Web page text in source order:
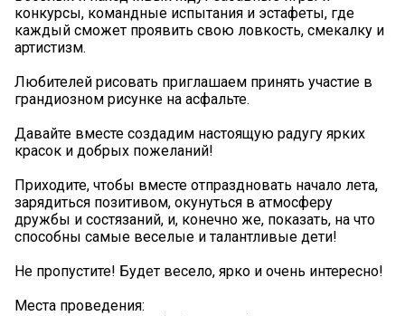
конкурсы, командные испытания и эстафеты, где
каждый сможет проявить свою ловкость, смекалку и
артистизм.
Любителей рисовать приглашаем принять участие в
грандиозном рисунке на асфальте.
Давайте вместе создадим настоящую радугу ярких
красок и добрых пожеланий!
Приходите, чтобы вместе отпраздновать начало лета,
зарядиться позитивом, окунуться в атмосферу
дружбы и состязаний, и, конечно же, показать, на что
способны самые веселые и талантливые дети!
Не пропустите! Будет весело, ярко и очень интересно!
Места проведения: